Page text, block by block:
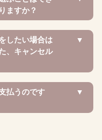
ますか？
したい場合は
、キャンセル
払うのです